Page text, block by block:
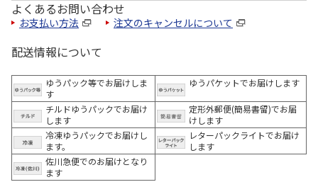
よくあるお問い合わせ
お支払い方法 注文のキャンセルについて
配送情報について
ゆうパック等でお届けしま
す
ゆうパケットでお届けします
チルドゆうパックでお届け
します
定形外郵便(簡易書留)でお届
けします
冷凍ゆうパックでお届けし
ます。
レターパックライトでお届け
します
佐川急便でのお届けとなり
ます